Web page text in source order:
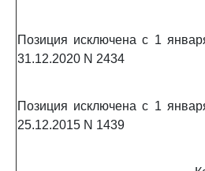
Позиция исключена с 1
31.12.2020 N 2434
Позиция исключена с 1
25.12.2015 N 1439